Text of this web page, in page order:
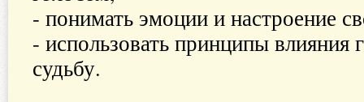
- понимать эмоции и настроение
- использовать принципы влияния
судьбу.